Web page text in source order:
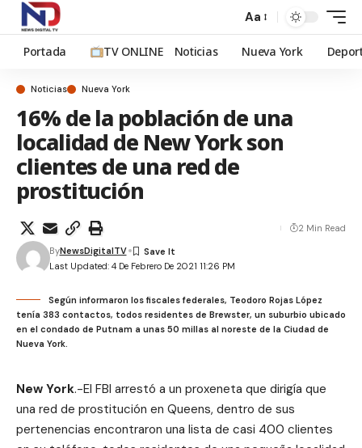
Aa
Portada TV ONLINE Noticias Nueva York
Noticias Nueva York
16% de la población de una
localidad de New York son
clientes de una red de
prostitución
Last Updated: 4 De Febrero De 2021 11:26 PM
ByNewsDigitalTV
2 Min Read
Según informaron los fiscales federales, Teodoro Rojas López
tenía 383 contactos, todos residentes de Brewster, un suburbio ubicado
en el condado de Putnam a unas 50 millas al noreste de la Ciudad de
Nueva York.
New York.-El FBI arrestó a un proxeneta que dirigía que
una red de prostitución en Queens, dentro de sus
pertenencias encontraron una lista de casi 400 clientes